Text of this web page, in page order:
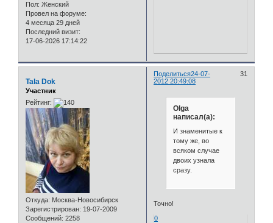
Пол: Женский
Провел на форуме:
4 месяца 29 дней
Последний визит:
17-06-2026 17:14:22
Поделиться 31
24-07-
2012 20:49:08
Tala Dok
Участник
Рейтинг:
Откуда: Москва-Новосибирск
Зарегистрирован: 19-07-2009
Сообщений: 2258
Olga
написал(а):
И знаменитые к
тому же, во
всяком случае
двоих узнала
сразу.
Точно!
0